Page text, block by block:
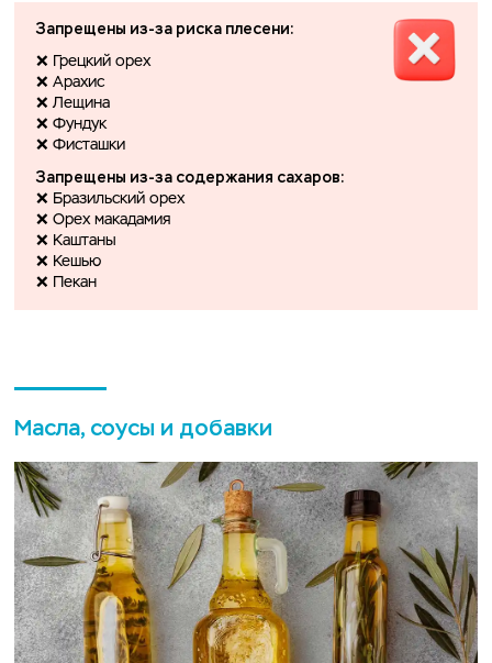
Запрещены из-за риска плесени:
❌ Грецкий орех
❌ Арахис
❌ Лещина
❌ Фундук
❌ Фисташки
Запрещены из-за содержания сахаров:
❌ Бразильский орех
❌ Орех макадамия
❌ Каштаны
❌ Кешью
❌ Пекан
Масла, соусы и добавки